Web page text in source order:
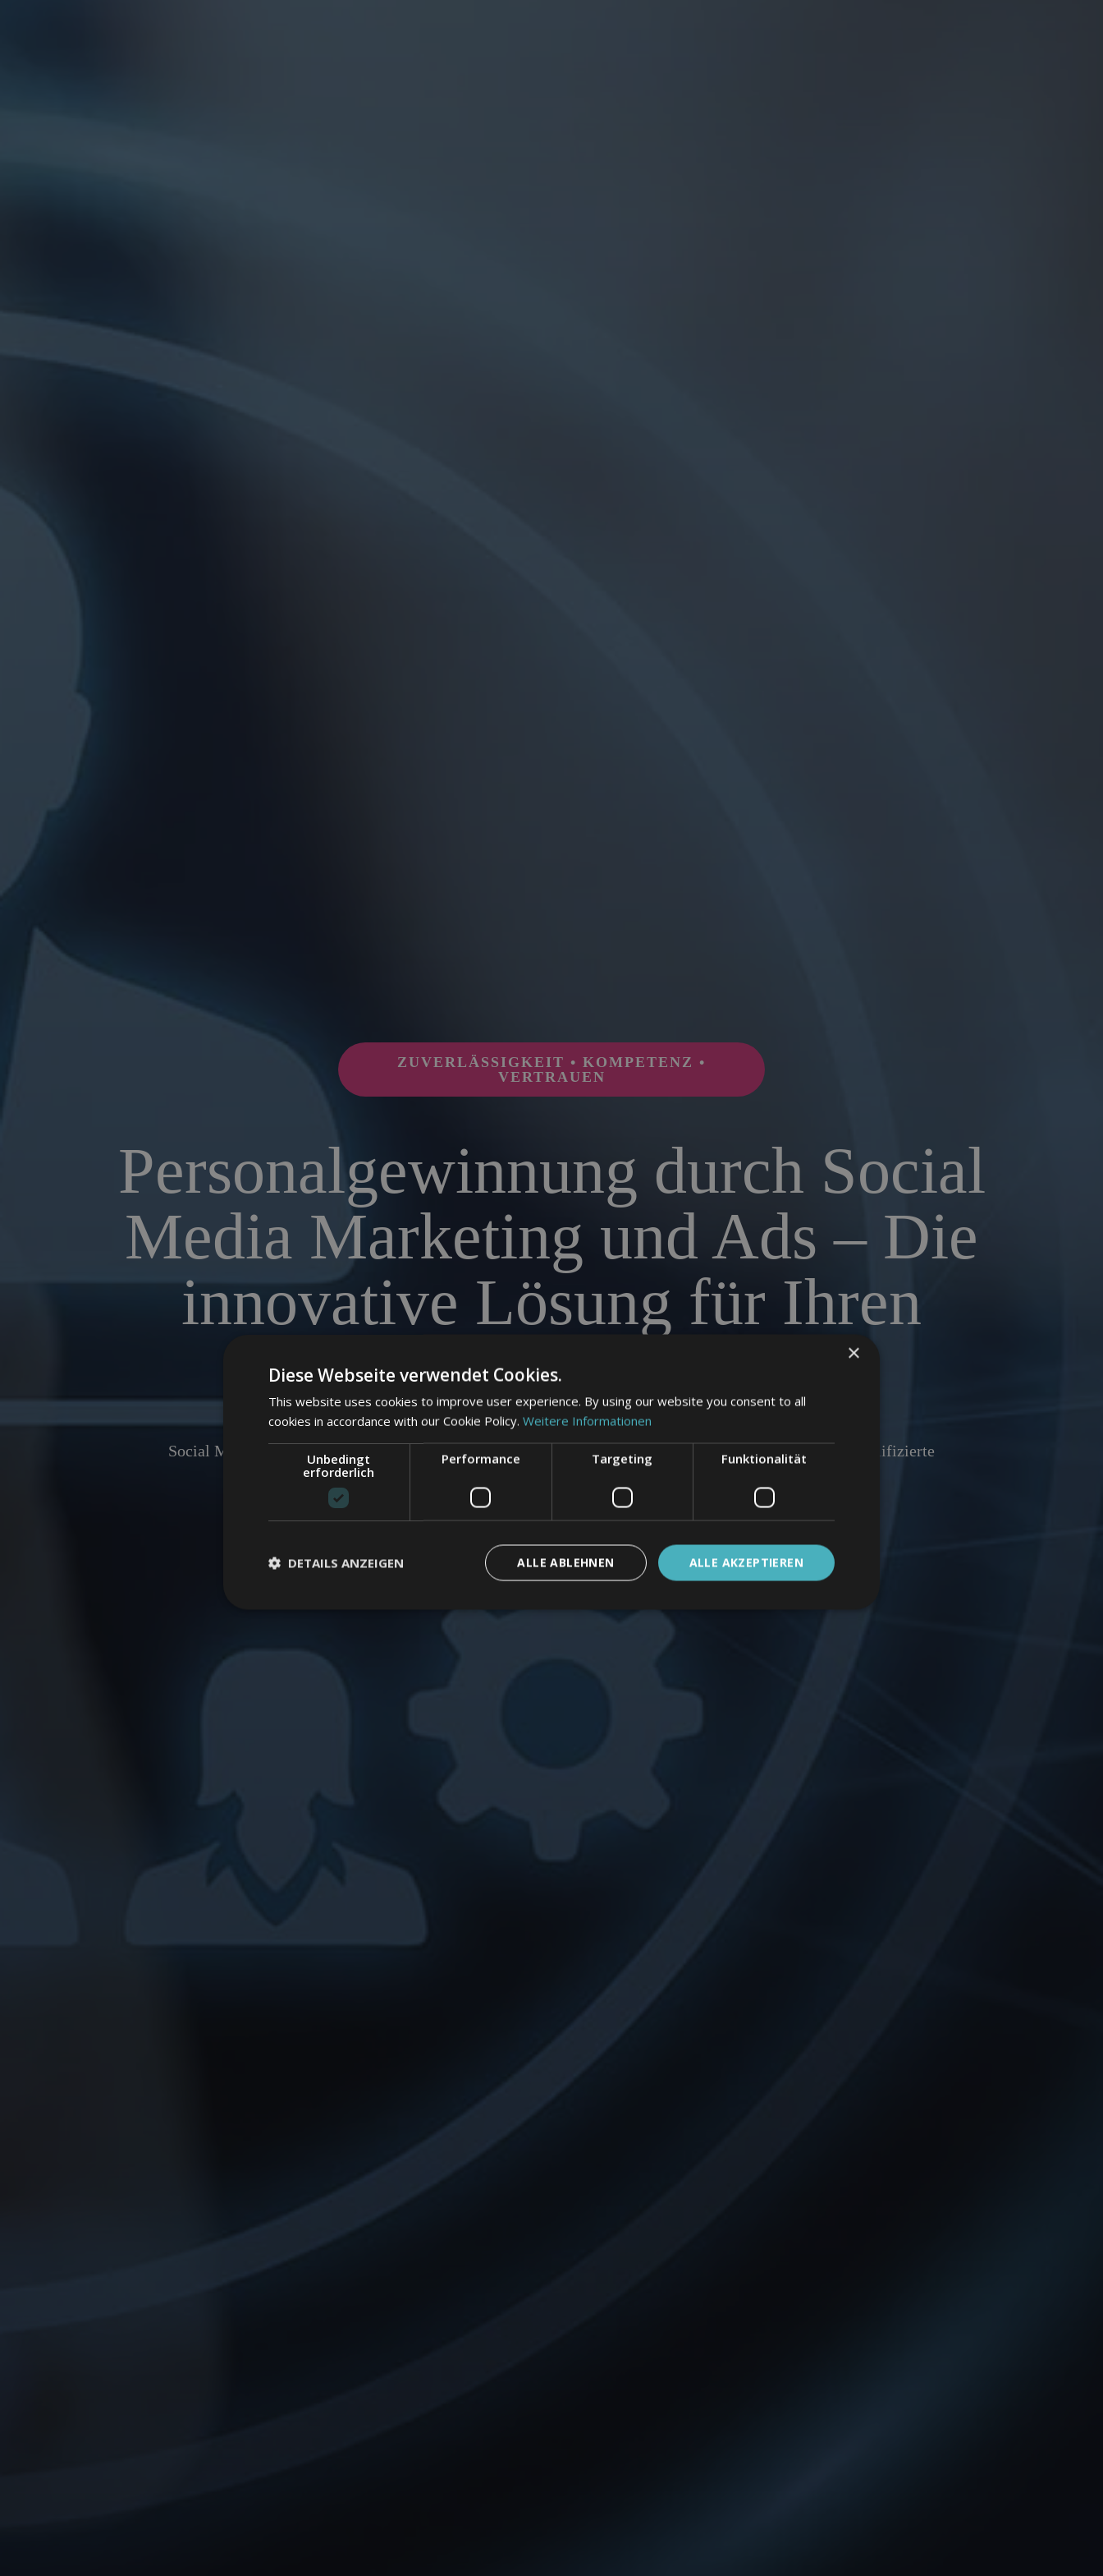
ZUVERLÄSSIGKEIT • KOMPETENZ •
VERTRAUEN
Personalgewinnung durch Social
Media Marketing und Ads – Die
innovative Lösung für Ihren
Personalbedarf
Social Media Recruiting für den Gesundheitssektor: Wir entwickeln maßgeschneiderte Strategien, um qualifizierte
Fachkräfte über soziale Medien zu gewinnen und Ihre Arbeitgebermarke zu stärken.
×
Diese Webseite verwendet Cookies.
This website uses cookies to improve user experience. By using our website you consent to all
cookies in accordance with our Cookie Policy. Weitere Informationen
Unbedingt
erforderlich
Performance Targeting Funktionalität
ALLE AKZEPTIEREN
ALLE ABLEHNEN
DETAILS ANZEIGEN